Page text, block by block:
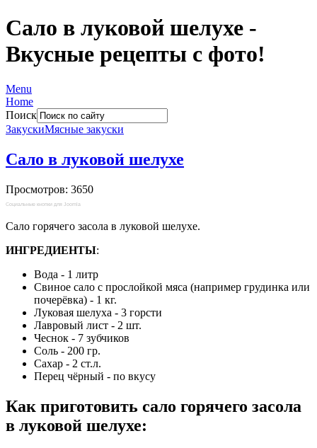
Сало в луковой шелухе -
Вкусные рецепты с фото!
Menu
Home
Поиск
ЗакускиМясные закуски
Сало в луковой шелухе
Просмотров: 3650
Социальные кнопки для Joomla
Сало горячего засола в луковой шелухе.
ИНГРЕДИЕНТЫ:
Вода - 1 литр
Свиное сало с прослойкой мяса (например грудинка или
почерёвка) - 1 кг.
Луковая шелуха - 3 горсти
Лавровый лист - 2 шт.
Чеснок - 7 зубчиков
Соль - 200 гр.
Сахар - 2 ст.л.
Перец чёрный - по вкусу
Как приготовить сало горячего засола
в луковой шелухе: